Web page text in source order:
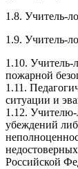
1.8. Учитель-
1.9. Учитель-
1.10. Учитель-
пожарной
1.11.
ситуации и
1.12. Учителю-
убеждений
Российской